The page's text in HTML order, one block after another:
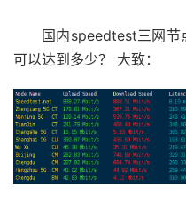
国内speedtest三网节
可以达到多少？ 大致：